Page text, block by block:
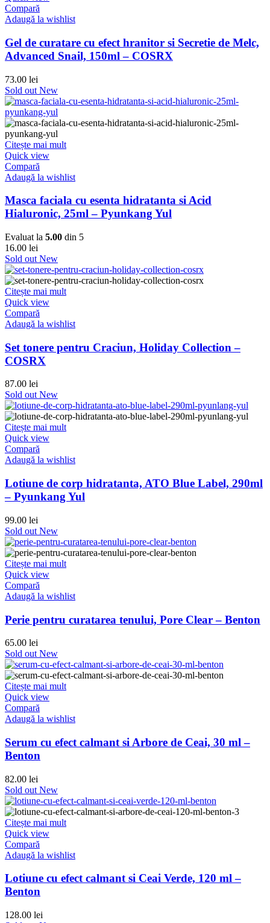
Compară
Adaugă la wishlist
Gel de curatare cu efect hranitor si Secretie de Melc,
Advanced Snail, 150ml – COSRX
73.00 lei
Sold out New
Citește mai mult
Quick view
Compară
Adaugă la wishlist
Masca faciala cu esenta hidratanta si Acid
Hialuronic, 25ml – Pyunkang Yul
Evaluat la 5.00 din 5
16.00 lei
Sold out New
Citește mai mult
Quick view
Compară
Adaugă la wishlist
Set tonere pentru Craciun, Holiday Collection –
COSRX
87.00 lei
Sold out New
Citește mai mult
Quick view
Compară
Adaugă la wishlist
Lotiune de corp hidratanta, ATO Blue Label, 290ml
– Pyunkang Yul
99.00 lei
Sold out New
Citește mai mult
Quick view
Compară
Adaugă la wishlist
Perie pentru curatarea tenului, Pore Clear – Benton
65.00 lei
Sold out New
Citește mai mult
Quick view
Compară
Adaugă la wishlist
Serum cu efect calmant si Arbore de Ceai, 30 ml –
Benton
82.00 lei
Sold out New
Citește mai mult
Quick view
Compară
Adaugă la wishlist
Lotiune cu efect calmant si Ceai Verde, 120 ml –
Benton
128.00 lei